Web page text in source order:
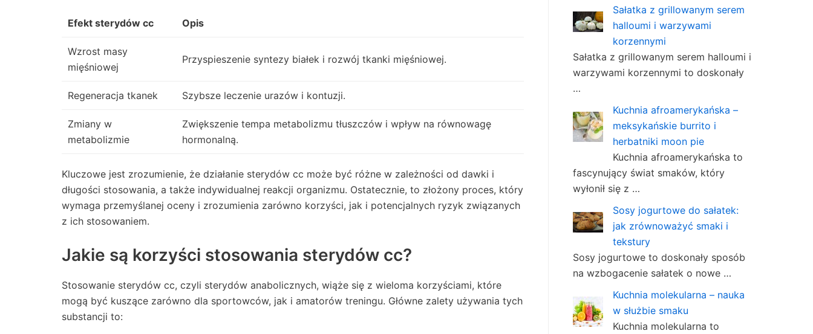
Efekt sterydów cc Opis
Wzrost masy
mięśniowej
Przyspieszenie syntezy białek i rozwój tkanki mięśniowej.
Regeneracja tkanek Szybsze leczenie urazów i kontuzji.
Zmiany w
metabolizmie
Zwiększenie tempa metabolizmu tłuszczów i wpływ na równowagę
hormonalną.
Kluczowe jest zrozumienie, że działanie sterydów cc może być różne w zależności od dawki i
długości stosowania, a także indywidualnej reakcji organizmu. Ostatecznie, to złożony proces, który
wymaga przemyślanej oceny i zrozumienia zarówno korzyści, jak i potencjalnych ryzyk związanych
z ich stosowaniem.
Jakie są korzyści stosowania sterydów cc?
Stosowanie sterydów cc, czyli sterydów anabolicznych, wiąże się z wieloma korzyściami, które
mogą być kuszące zarówno dla sportowców, jak i amatorów treningu. Główne zalety używania tych
substancji to:
Sałatka z grillowanym serem
halloumi i warzywami
korzennymi
Sałatka z grillowanym serem halloumi i
warzywami korzennymi to doskonały
…
Kuchnia afroamerykańska –
meksykańskie burrito i
herbatniki moon pie
Kuchnia afroamerykańska to
fascynujący świat smaków, który
wyłonił się z …
Sosy jogurtowe do sałatek:
jak zrównoważyć smaki i
tekstury
Sosy jogurtowe to doskonały sposób
na wzbogacenie sałatek o nowe …
Kuchnia molekularna – nauka
w służbie smaku
Kuchnia molekularna to